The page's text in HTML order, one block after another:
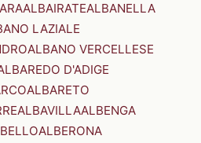
ALBAIRATEALBANELLA
LAZIALE
ALBANO VERCELLESE
D'ADIGE
ALBARETO
ALBAVILLAALBENGA
ALBERONA